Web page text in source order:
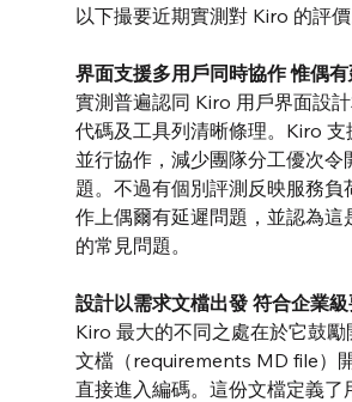
以下撮要近期實測對 Kiro 的評價
界面支援多用戶同時協作 惟偶
實測普遍認同 Kiro 用戶界面設計
代碼及工具列清晰條理。Kiro 支
並行協作，減少團隊分工優次令
題。不過有個別評測反映服務負
作上偶爾有延遲問題，並認為這
的常見問題。
設計以需求文檔出發 符合企業
Kiro 最大的不同之處在於它鼓
文檔（requirements MD file）
直接進入編碼。這份文檔定義了